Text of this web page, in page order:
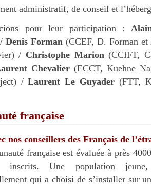
administratif, de conseil et
pour leur participation :
Denis Forman (CCEF, D. Forman
/ Christophe Marion(CCIFT,
Chevalier (ECCT, Kuehne
/Laurent Le Guyader (FTT,
française
nos conseillers des Français de
française est évaluée à près
Une population jeune,
qui a choisi de s’installer sur